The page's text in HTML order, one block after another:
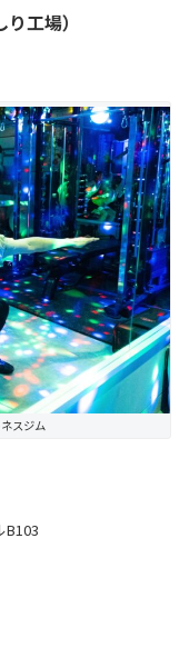
工場）
スジム
B103